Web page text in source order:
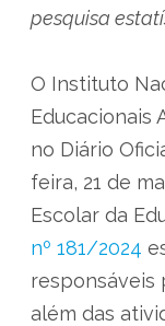
pesquisa
O Instituto
Educacionais
no Diário
feira, 21 de
Escolar da
nº 181/2024
responsáveis
além das